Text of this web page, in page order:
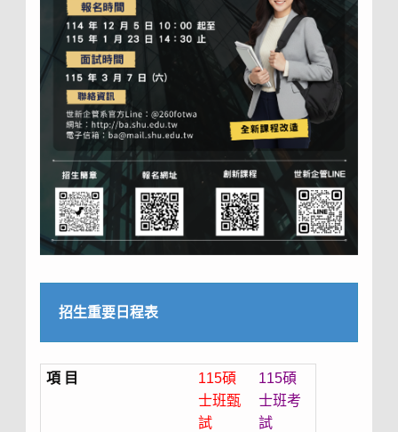
招生重要日程表
項 目
115碩
士班甄
試
115碩
士班考
試